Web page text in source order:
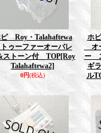
Roy・Talahaftewa
ゥーファーオーバレ
ストーン付 TOP[Roy
Talahaftewa2]
0円(税込)
ホ
オ
ー
ギ
ル